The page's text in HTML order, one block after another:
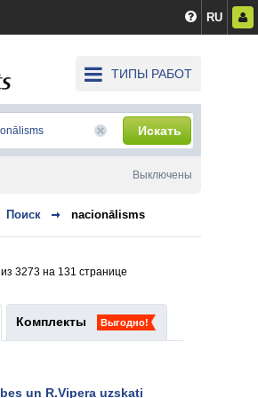
RU
ТИПЫ РАБОТ
Искать
Поиск nacionālisms
3273 на 131 странице
Комплекты Выгодно!
un R.Vipera uzskati
Выключены